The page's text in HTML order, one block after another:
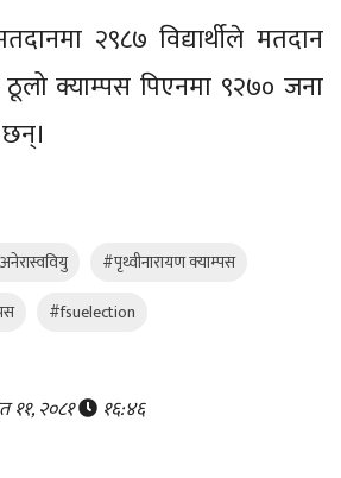
२९८७ विद्यार्थीले मतदान
क्याम्पस पिएनमा ९२७० जना
#पृथ्वीनारायण क्याम्पस
#fsuelection
११, २०८१ १६:४६